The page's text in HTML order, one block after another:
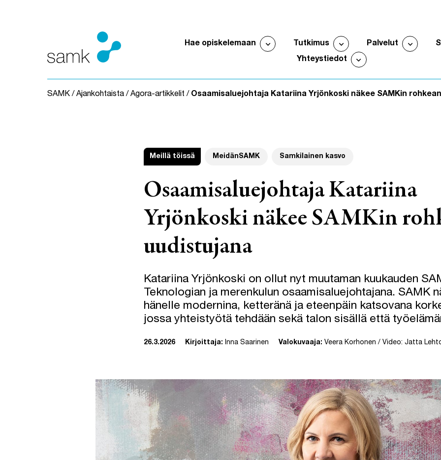
Hae opiskelemaan
Avaa alavalikko
expand_more Tutkimus
Avaa alavalikko
expand_more Palvelut
Avaa
expand_more
Yhteystiedot
Avaa alavalikko
expand_more
SAMK / Ajankohtaista / Agora-artikkelit / Osaamisaluejohtaja Katariina Yrjönkoski näkee SAMKin
Meillä töissä MeidänSAMK Samkilainen kasvo
Osaamisaluejohtaja Katariina
Yrjönkoski näkee SAMKin
uudistujana
Katariina Yrjönkoski on ollut nyt muutaman kuukauden
Teknologian ja merenkulun osaamisaluejohtajana. SAMK
hänelle modernina, ketteränä ja eteenpäin katsovana
jossa yhteistyötä tehdään sekä talon sisällä että
26.3.2026 Kirjoittaja: Inna Saarinen Valokuvaaja: Veera Korhonen / Video: Jatta